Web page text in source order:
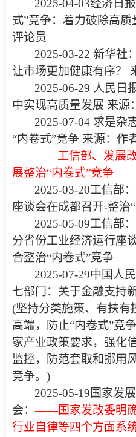
2025-04-03经济日报
式”竞争：着力破除高质
评论员
2025-03-22 新华社：
让市场更加健康有序？
2025-06-29 人民日
中实现高质量发展 来源
2025-07-04 求是杂志
“内卷式”竞争 来源：作
——工信部、发展
展整治“内卷式”竞争
2025-03-20工信部：
座谈会在成都召开-整治
2025-05-09工信部：
分省份工业经济运行座
合整治“内卷式”竞争
2025-07-29中国人
七部门： 关于金融支持
(坚持分类施策、有扶有
高端，防止“内卷式”竞
家产业政策要求，强化
监控，防范套取和挪用
竞争。)
2025-05-19国家发
会：——国家发改委明确
行业自律等四个方面系